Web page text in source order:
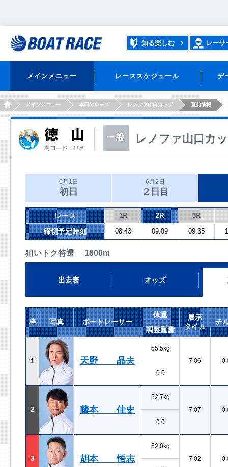
知る楽しむ レーサ
メインメニュー レーススケジュール デ
HOMEメインメニュー 本日のレース レノファ山口カップ 直前情報
レノファ山口カ
6月1日
初日
6月2日
２日目
レース 1R 2R 3R
締切予定時刻 08:43 09:09 09:35
狙いトク特選 1800m
出走表 オッズ
枠 写真 ボートレーサー
体重
展示
タイム
チ
調整重量
1 天野 晶夫
55.5kg
7.06
0.0
2 藤本 佳史
52.7kg
7.07
0.0
3 胡本 悟志
52.0kg
7.02